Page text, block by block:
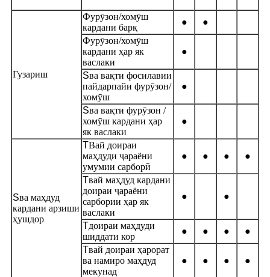
Гузариш
Фурӯзон/хомӯш
кардани барқ
●
●
Фурӯзон/хомӯш
кардани ҳар як
васлаки
●
Sва вақти фосилавии
пайдарпайи фурӯзон/
хомӯш
●
Sва вақти фурӯзон /
хомӯш кардани ҳар
як васлаки
●
Sва маҳдуд
кардани арзиши
ҳушдор
TВай доираи
маҳдуди ҷараёни
умумии сарборӣ
● ● ● ●
Tвай маҳдуд кардани
доираи ҷараёни
сарбории ҳар як
васлаки
● ●
Tдоираи маҳдуди
шиддати кор
● ● ●
●
Tвай доираи ҳарорат
ва намиро маҳдуд
мекунад
● ● ● ●